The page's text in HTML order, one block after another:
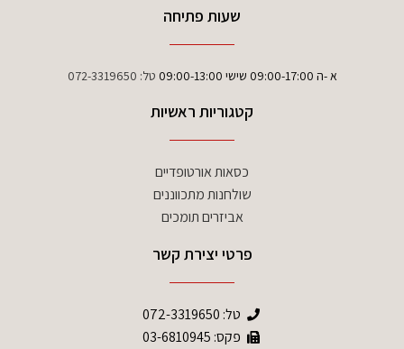
שעות פתיחה
א -ה 09:00-17:00 שישי 09:00-13:00 טל: 072-3319650
קטגוריות ראשיות
כסאות אורטופדיים
שולחנות מתכווננים
אביזרים תומכים
פרטי יצירת קשר
טל: 072-3319650
פקס: 03-6810945